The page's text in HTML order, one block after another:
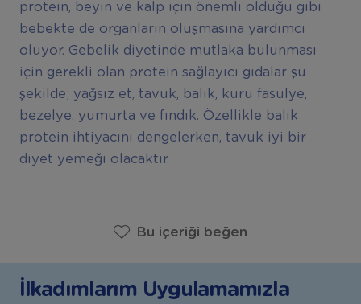
protein, beyin ve kalp için önemli olduğu gibi
bebekte de organların oluşmasına yardımcı
oluyor. Gebelik diyetinde mutlaka bulunması
için gerekli olan protein sağlayıcı gıdalar şu
şekilde; yağsız et, tavuk, balık, kuru fasulye,
bezelye, yumurta ve fındık. Özellikle balık
protein ihtiyacını dengelerken, tavuk iyi bir
diyet yemeği olacaktır.
Bu içeriği beğen
İlkadımlarım Uygulamamızla